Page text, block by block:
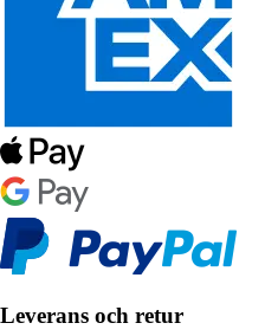
Leverans och retur